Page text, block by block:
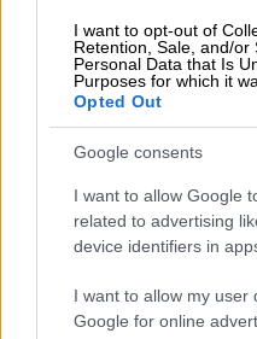
I want to opt-out of
Retention, Sale, and/or
Personal Data that Is
Purposes for which it
Opted Out
Google consents
I want to allow Google
related to advertising
device identifiers in
I want to allow my user
Google for online
Κόσμος|04.06.2022
Ευλογιά των
κρίση και η κρίση
δείχνουν ότι
άλλους τέτοιους
«Έχει προεκτάσεις,
άλλοτε μη
επιστήμονας για την